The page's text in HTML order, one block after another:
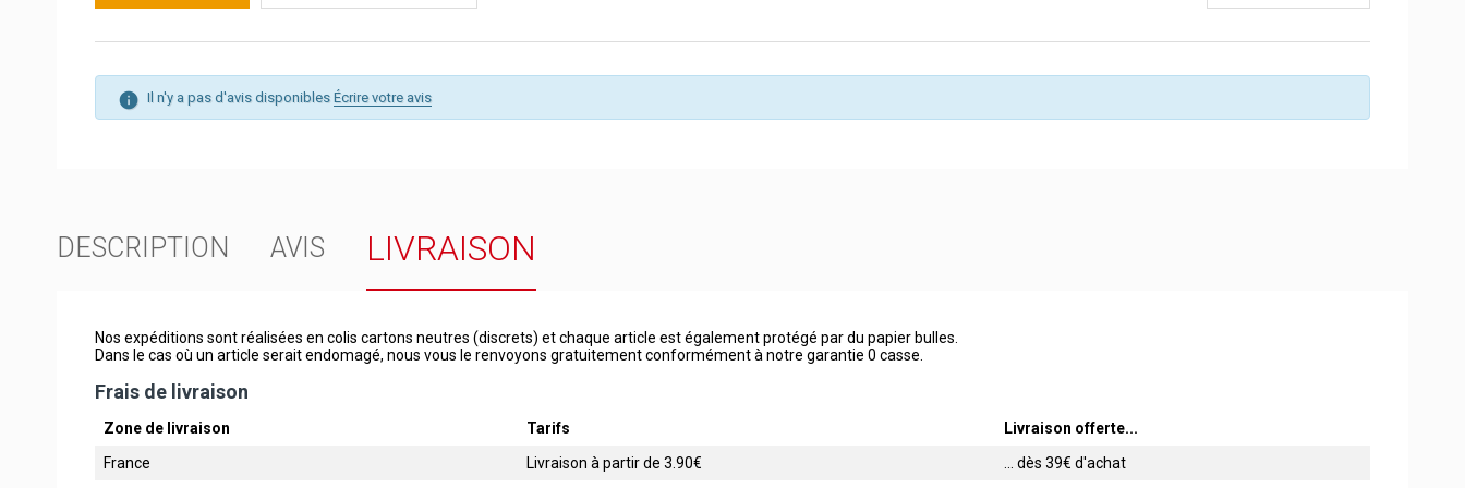
Il n'y a pas d'avis disponibles Écrire votre avis
DESCRIPTION AVIS LIVRAISON
Nos expéditions sont réalisées en colis cartons neutres (discrets) et chaque article est également protégé par du papier bulles.
Dans le cas où un article serait endomagé, nous vous le renvoyons gratuitement conformément à notre garantie 0 casse.
Frais de livraison
Zone de livraison Tarifs
Livraison offerte...
France
Livraison à partir de 3.90€ ... dès 39€ d'achat